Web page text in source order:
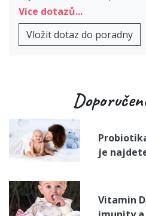
Více dotazů...
Vložit dotaz do poradny
je
Vitamin